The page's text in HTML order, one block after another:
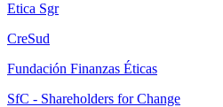
Etica Sgr
CreSud
Fundación Finanzas Éticas
SfC - Shareholders for Change